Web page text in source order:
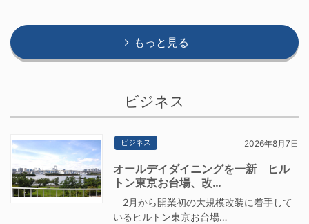
もっと見る
ビジネス
ビジネス 2026年8月7日
オールデイダイニングを一新 ヒル
トン東京お台場、改…
2月から開業初の大規模改装に着手して
いるヒルトン東京お台場…